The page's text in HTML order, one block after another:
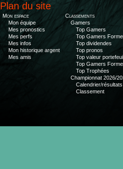
Plan du site
Mon espace
Mon équipe
Mes pronostics
Mes perfs
Mes infos
Mon historique argent
Mes amis
Classements
Gamers
Top Gamers
Top Gamers Forme
Top dividendes
Top pronos
Top valeur
Top Gamers Forme
Top Trophées
Championnat 2026/
Calendrier/résultats
Classement